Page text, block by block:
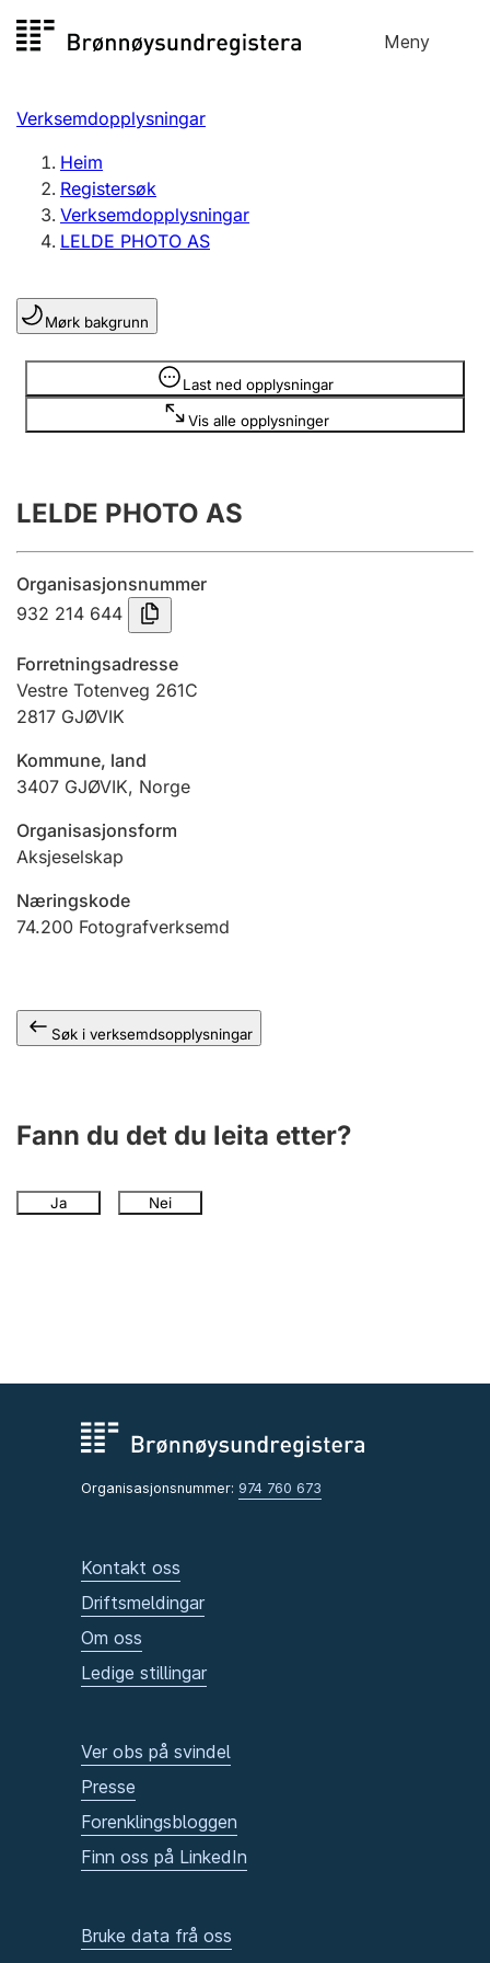
til
Meny
Registersøk
Aksjeselskap
Enkeltpersonføretak
Registrere, endre, slette
Lag og foreining
Registrere, endre, slette
Årsrekneskap
Innsending og forseinkingsgebyr
Tinglysing
Jeger
Ektepaktrettleiaren
Andre tema
Verksemdopplysningar
Heim
Registersøk
Verksemdopplysningar
LELDE PHOTO AS
Mørk bakgrunn
Last ned opplysningar
Vis alle opplysninger
Opplysninger er skjult
LELDE PHOTO AS
Organisasjonsnummer
932 214 644
Forretningsadresse
Vestre Totenveg 261C
2817 GJØVIK
Kommune, land
3407 GJØVIK, Norge
Organisasjonsform
Aksjeselskap
Næringskode
74.200 Fotografverksemd
Søk i verksemdsopplysningar
Fann du det du leita etter?
Ja Nei
Organisasjonsnummer: 974 760 673
Kontakt oss
Driftsmeldingar
Om oss
Ledige stillingar
Ver obs på svindel
Presse
Forenklingsbloggen
Finn oss på LinkedIn
Bruke data frå oss